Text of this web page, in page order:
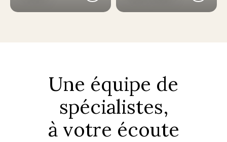
Une équipe de
spécialistes,
à votre écoute